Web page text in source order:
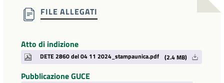
FILE ALLEGATI
Atto di indizione
DETE 2860 del 04 11 2024_stampaunica.pdf (2.4 MB)
Pubblicazione GUCE